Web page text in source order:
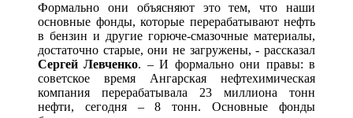
Формально они объясняют это тем, что наши
основные фонды, которые перерабатывают нефть
в бензин и другие горюче-смазочные материалы,
достаточно старые, они не загружены, - рассказал
Сергей Левченко. – И формально они правы: в
советское время Ангарская нефтехимическая
компания перерабатывала 23 миллиона тонн
нефти, сегодня – 8 тонн. Основные фонды